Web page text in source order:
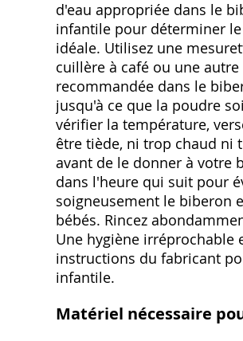
d'eau appropriée dans le
infantile pour déterminer
idéale. Utilisez une
cuillère à café ou une
recommandée dans le
jusqu'à ce que la poudre
vérifier la température,
être tiède, ni trop chaud ni
avant de le donner à votre
dans l'heure qui suit pour
soigneusement le biberon
bébés. Rincez
Une hygiène irréprochable
instructions du fabricant
infantile.
Matériel nécessaire